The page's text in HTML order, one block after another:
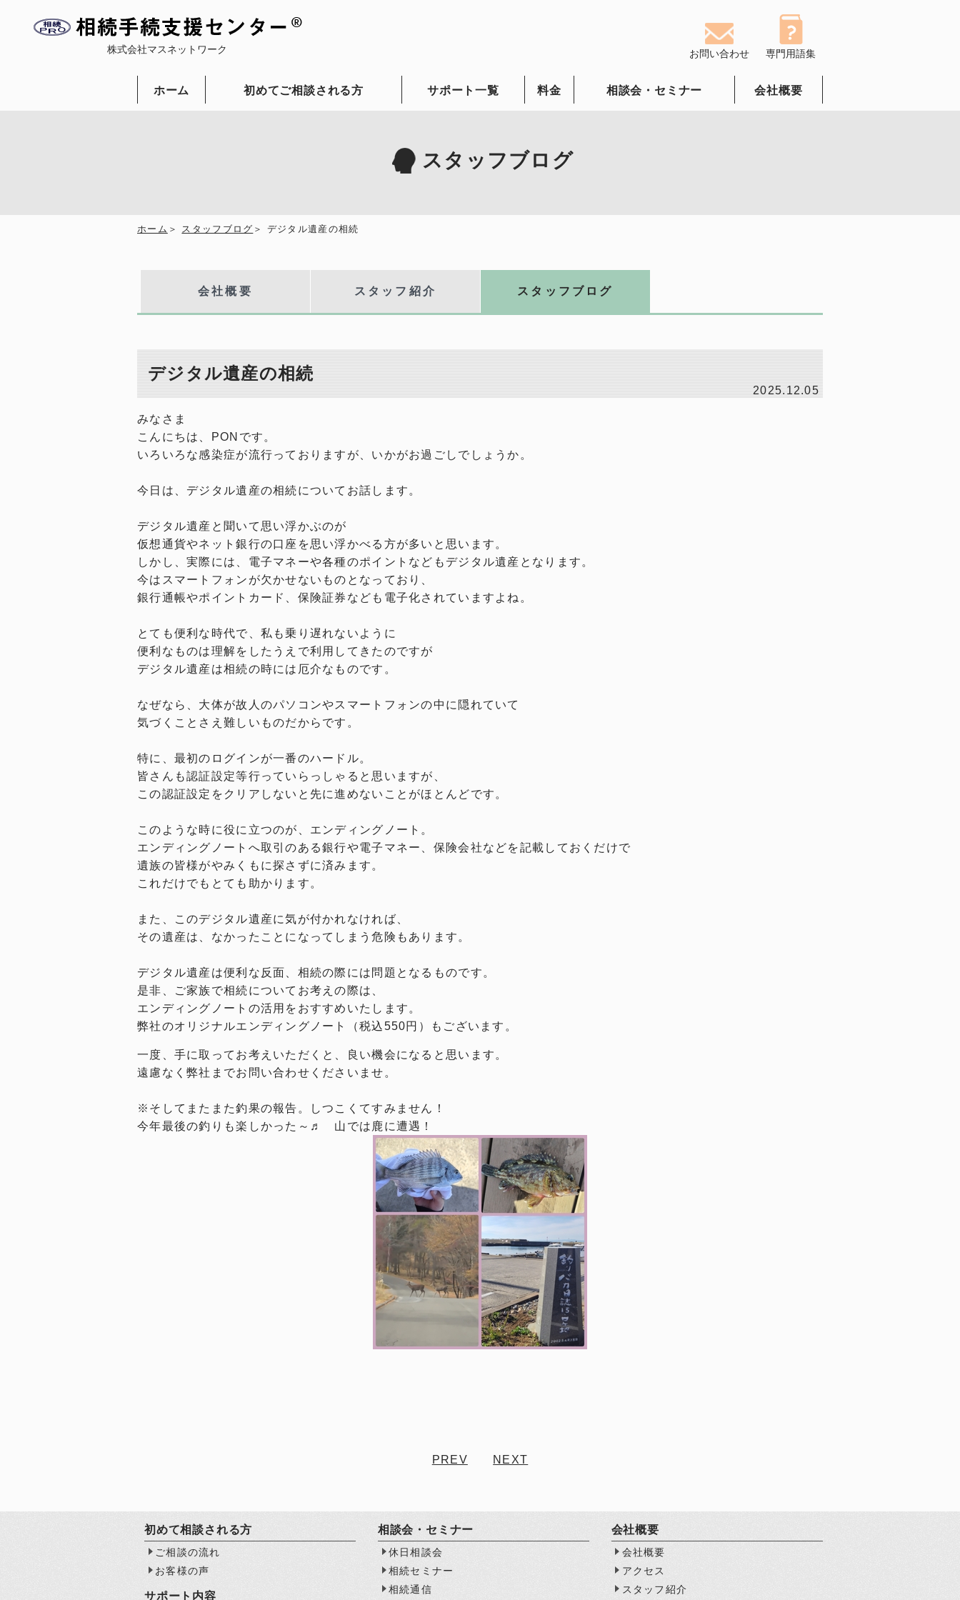
株式会社マスネットワーク お問い合わせ 専門用語集
ホーム 初めてご相談される方 サポート一覧 料金 相談会・セミナー 会社概要
スタッフブログ
ホーム スタッフブログ デジタル遺産の相続
会社概要 スタッフ紹介 スタッフブログ
デジタル遺産の相続
2025.12.05
みなさま
こんにちは、PONです。
いろいろな感染症が流行っておりますが、いかがお過ごしでしょうか。
今日は、デジタル遺産の相続についてお話します。
デジタル遺産と聞いて思い浮かぶのが
仮想通貨やネット銀行の口座を思い浮かべる方が多いと思います。
しかし、実際には、電子マネーや各種のポイントなどもデジタル遺産となります。
今はスマートフォンが欠かせないものとなっており、
銀行通帳やポイントカード、保険証券なども電子化されていますよね。
とても便利な時代で、私も乗り遅れないように
便利なものは理解をしたうえで利用してきたのですが
デジタル遺産は相続の時には厄介なものです。
なぜなら、大体が故人のパソコンやスマートフォンの中に隠れていて
気づくことさえ難しいものだからです。
特に、最初のログインが一番のハードル。
皆さんも認証設定等行っていらっしゃると思いますが、
この認証設定をクリアしないと先に進めないことがほとんどです。
このような時に役に立つのが、エンディングノート。
エンディングノートへ取引のある銀行や電子マネー、保険会社などを記載しておくだけで
遺族の皆様がやみくもに探さずに済みます。
これだけでもとても助かります。
また、このデジタル遺産に気が付かれなければ、
その遺産は、なかったことになってしまう危険もあります。
デジタル遺産は便利な反面、相続の際には問題となるものです。
是非、ご家族で相続についてお考えの際は、
エンディングノートの活用をおすすめいたします。
弊社のオリジナルエンディングノート（税込550円）もございます。
一度、手に取ってお考えいただくと、良い機会になると思います。
遠慮なく弊社までお問い合わせくださいませ。
※そしてまたまた釣果の報告。しつこくてすみません！
今年最後の釣りも楽しかった～♬ 山では鹿に遭遇！
PREV NEXT
初めて相談される方
ご相談の流れ
お客様の声
サポート内容
相談会・セミナー
休日相談会
相続セミナー
相続通信
会社概要
会社概要
アクセス
スタッフ紹介